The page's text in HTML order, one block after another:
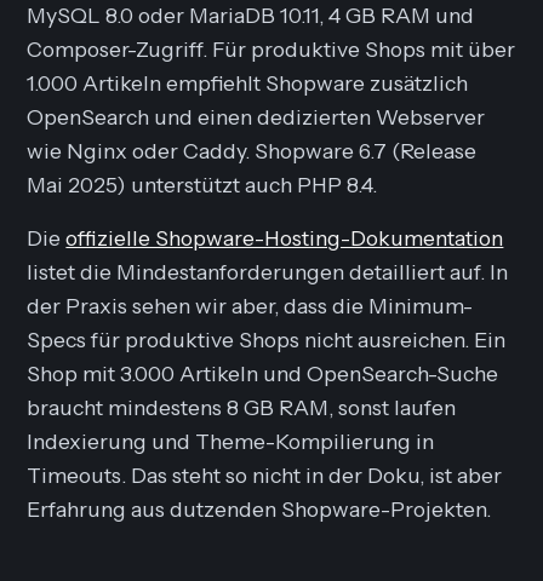
MySQL 8.0 oder MariaDB 10.11, 4 GB RAM und
Composer-Zugriff. Für produktive Shops mit über
1.000 Artikeln empfiehlt Shopware zusätzlich
OpenSearch und einen dedizierten Webserver
wie Nginx oder Caddy. Shopware 6.7 (Release
Mai 2025) unterstützt auch PHP 8.4.
Dieoffizielle Shopware-Hosting-Dokumentation
listet die Mindestanforderungen detailliert auf. In
der Praxis sehen wir aber, dass die Minimum-
Specs für produktive Shops nicht ausreichen. Ein
Shop mit 3.000 Artikeln und OpenSearch-Suche
braucht mindestens 8 GB RAM, sonst laufen
Indexierung und Theme-Kompilierung in
Timeouts. Das steht so nicht in der Doku, ist aber
Erfahrung aus dutzenden Shopware-Projekten.